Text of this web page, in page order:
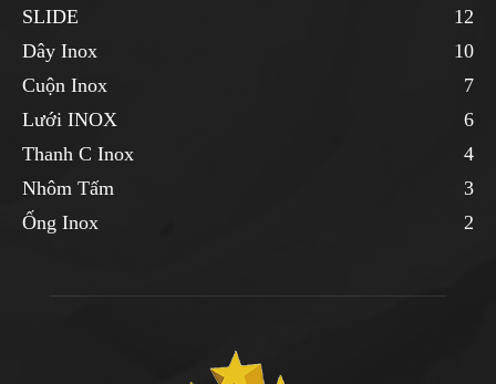
SLIDE
12
Dây Inox
10
Cuộn Inox
7
Lưới INOX
6
Thanh C Inox
4
Nhôm Tấm
3
Ống Inox
2